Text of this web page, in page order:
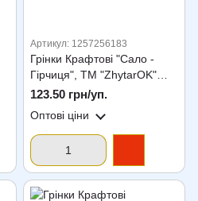
Артикул: 1257256183
Грінки Крафтові "Сало -
Гірчиця", ТМ "ZhytarOK"
(Вагові 0,5кг.) в ящ. 5,00кг.
123.50 грн/уп.
Оптові ціни